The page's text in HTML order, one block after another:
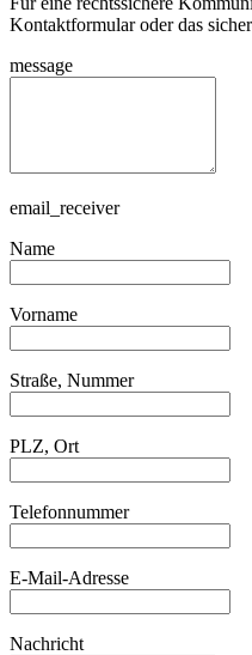
Kontaktformular oder das
message
email_receiver
Name
Vorname
Straße, Nummer
PLZ, Ort
Telefonnummer
E-Mail-Adresse
Nachricht